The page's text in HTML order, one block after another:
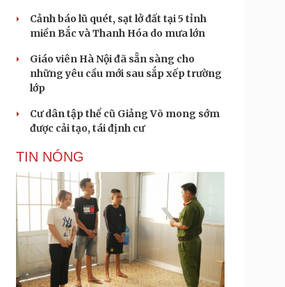
Cảnh báo lũ quét, sạt lở đất tại 5 tỉnh
miền Bắc và Thanh Hóa do mưa lớn
Giáo viên Hà Nội đã sẵn sàng cho
những yêu cầu mới sau sắp xếp trường
lớp
Cư dân tập thể cũ Giảng Võ mong sớm
được cải tạo, tái định cư
TIN NÓNG